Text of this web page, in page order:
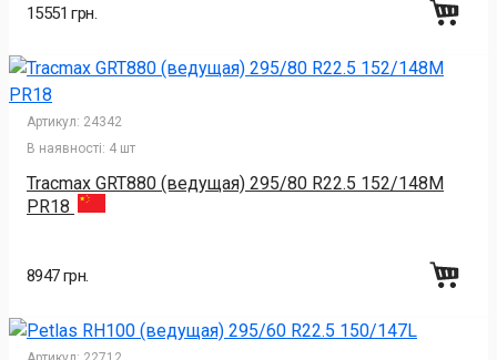
15551 грн.
Артикул: 24342
В наявності: 4 шт
Tracmax GRT880 (ведущая) 295/80 R22.5 152/148M
PR18
8947 грн.